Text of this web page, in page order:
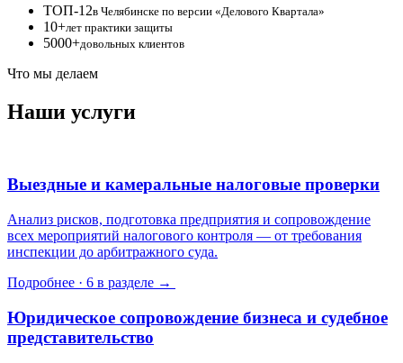
ТОП-12в Челябинске по версии «Делового Квартала»
10+лет практики защиты
5000+довольных клиентов
Что мы делаем
Наши услуги
Выездные и камеральные налоговые проверки
Анализ рисков, подготовка предприятия и сопровождение
всех мероприятий налогового контроля — от требования
инспекции до арбитражного суда.
Подробнее · 6 в разделе →
Юридическое сопровождение бизнеса и судебное
представительство